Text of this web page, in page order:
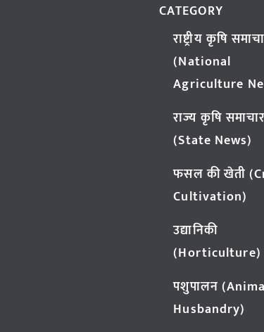
CATEGORY
राष्ट्रीय कृषि
(National
Agriculture
राज्य कृषि समाचार
(State News)
फसल की खेती
Cultivation)
उद्यानिकी
(Horticulture)
पशुपालन
Husbandry)